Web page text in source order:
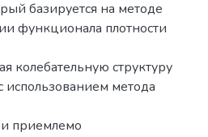
базируется на методе
функционала плотности
колебательную структуру
использованием метода
приемлемо